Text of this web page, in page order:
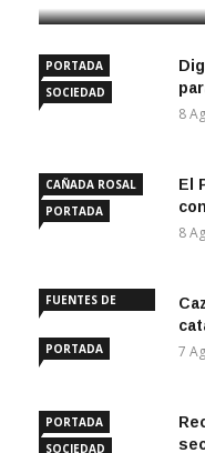
PORTADA
SOCIEDAD
8
CAÑADA ROSAL
PORTADA
El
8
FUENTES DE
PORTADA
7
PORTADA
SOCIEDAD